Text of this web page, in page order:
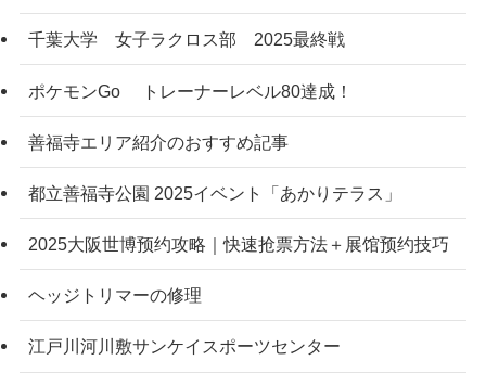
千葉大学 女子ラクロス部 2025最終戦
ポケモンGo トレーナーレベル80達成！
善福寺エリア紹介のおすすめ記事
都立善福寺公園 2025イベント「あかりテラス」
2025大阪世博预约攻略｜快速抢票方法＋展馆预约技巧
ヘッジトリマーの修理
江戸川河川敷サンケイスポーツセンター